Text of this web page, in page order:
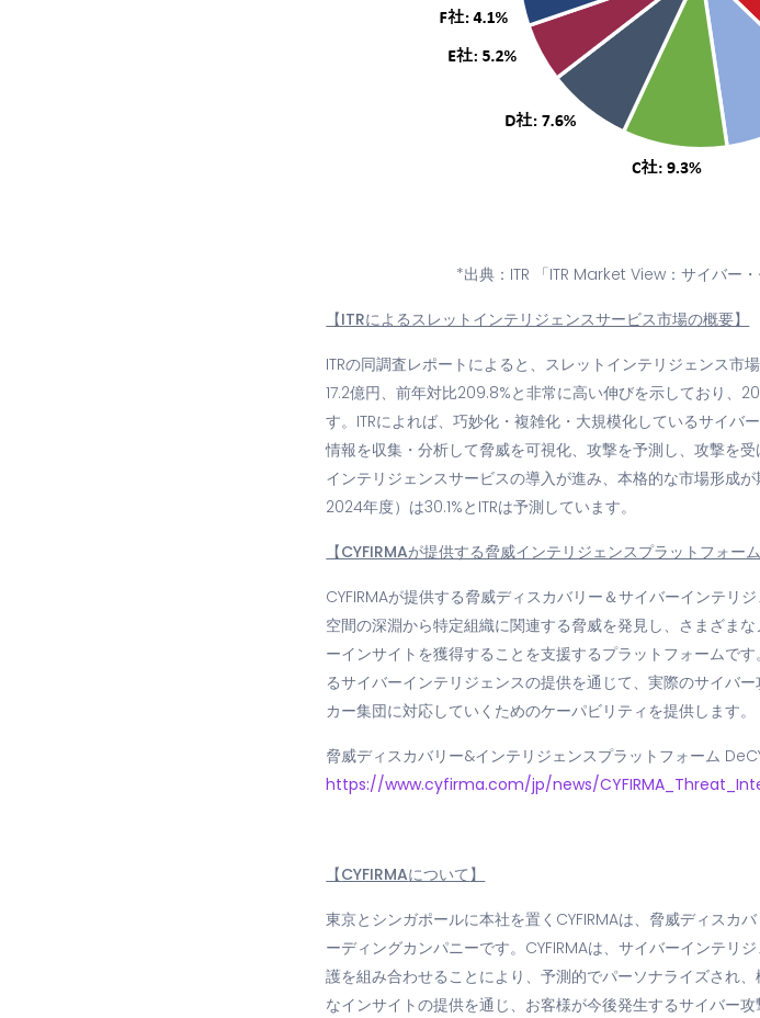
*出典：ITR 「ITR Market View：サイバー
【ITRによるスレットインテリジェンスサービス市場の概要】
ITRの同調査レポートによると、スレットインテリジェンス
17.2億円、前年対比209.8%と非常に高い伸びを示しており、
す。ITRによれば、巧妙化・複雑化・大規模化しているサイ
情報を収集・分析して脅威を可視化、攻撃を予測し、攻撃を
インテリジェンスサービスの導入が進み、本格的な市場形成
2024年度）は30.1%とITRは予測しています。
【CYFIRMAが提供する脅威インテリジェンスプラットフォーム
CYFIRMAが提供する脅威ディスカバリー＆サイバーインテリ
空間の深淵から特定組織に関連する脅威を発見し、さまざま
ーインサイトを獲得することを支援するプラットフォームで
るサイバーインテリジェンスの提供を通じて、実際のサイバ
カー集団に対応していくためのケーパビリティを提供します。
脅威ディスカバリー&インテリジェンスプラットフォーム
https://www.cyfirma.com/jp/news/
【CYFIRMAについて 】
東京とシンガポールに本社を置くCYFIRMAは、脅威ディスカ
ーディングカンパニーです。CYFIRMAは、サイバーインテリ
護を組み合わせることにより、予測的でパーソナライズされ
なインサイトの提供を通じ、お客様が今後発生するサイバー